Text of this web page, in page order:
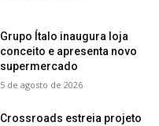
Grupo Ítalo inaugura loja
conceito e apresenta novo
supermercado
5 de agosto de 2026
Crossroads estreia projeto